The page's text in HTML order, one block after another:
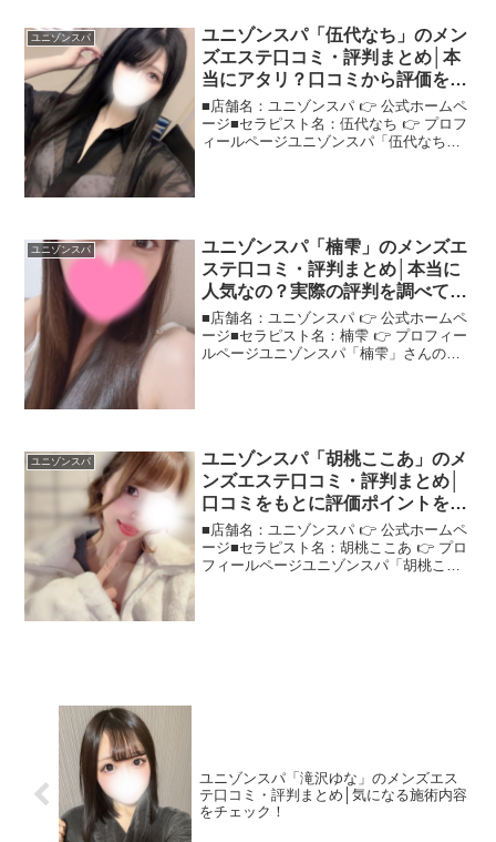
ユニゾンスパ
ユニゾンスパ「伍代なち」のメン
ズエステ口コミ・評判まとめ│本
当にアタリ？口コミから評価を検
証！
■店舗名：ユニゾンスパ 👉 公式ホームペ
ージ■セラピスト名：伍代なち 👉 プロフ
ィールページユニゾンスパ「伍代なち」
ユニゾンスパ
ユニゾンスパ「楠雫」のメンズエ
ステ口コミ・評判まとめ│本当に
人気なの？実際の評判を調べてみ
た！
■店舗名：ユニゾンスパ 👉 公式ホームペ
ージ■セラピスト名：楠雫 👉 プロフィー
ルページユニゾンスパ「楠雫」さんの評
ユニゾンスパ
ユニゾンスパ「胡桃ここあ」のメ
ンズエステ口コミ・評判まとめ│
口コミをもとに評価ポイントを詳
しく解説！
■店舗名：ユニゾンスパ 👉 公式ホームペ
ージ■セラピスト名：胡桃ここあ 👉 プロ
フィールページユニゾンスパ「胡桃ここ
ユニゾンスパ「滝沢ゆな」のメンズエス
テ口コミ・評判まとめ│気になる施術内容
をチェック！